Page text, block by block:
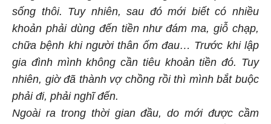
sống thôi. Tuy nhiên, sau đó mới biết có nhiều
khoản phải dùng đến tiền như đám ma, giỗ chạp,
chữa bệnh khi người thân ốm đau… Trước khi lập
gia đình mình không cần tiêu khoản tiền đó. Tuy
nhiên, giờ đã thành vợ chồng rồi thì mình bắt buộc
phải đi, phải nghĩ đến.
Ngoài ra trong thời gian đầu, do mới được cầm